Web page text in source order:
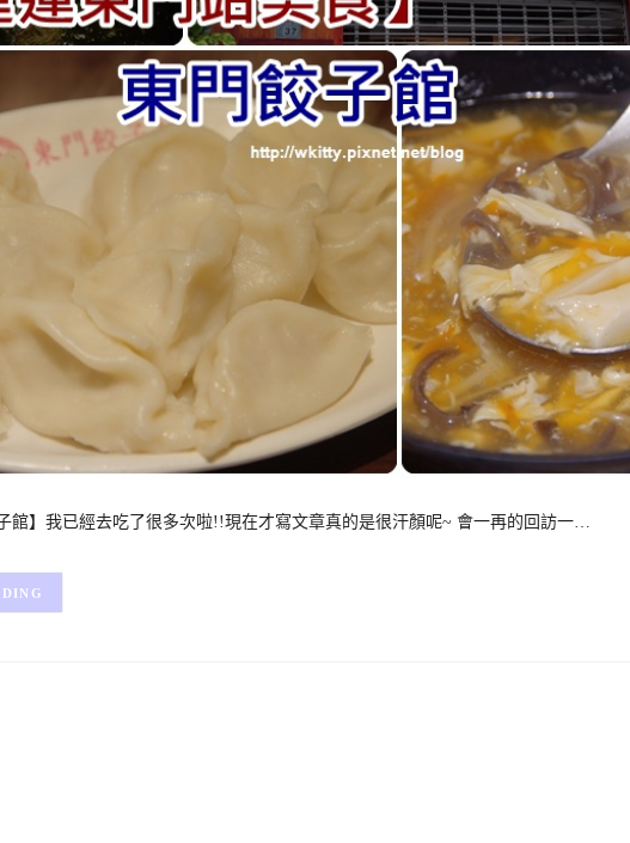
】我已經去吃了很多次啦!!現在才寫文章真的是很汗顏呢~ 會一再的回訪一…